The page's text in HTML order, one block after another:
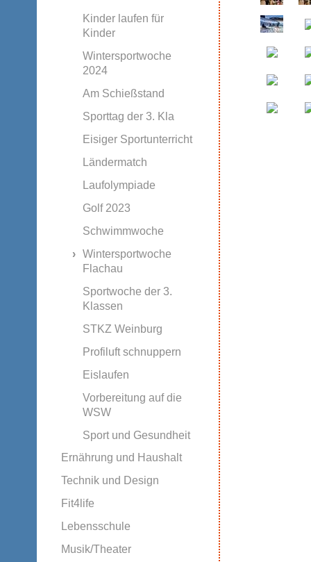
Kinder laufen für
Kinder
Wintersportwoche
2024
Am Schießstand
Sporttag der 3. Kla
Eisiger Sportunterricht
Ländermatch
Laufolympiade
Golf 2023
Schwimmwoche
Wintersportwoche
Flachau
Sportwoche der 3.
Klassen
STKZ Weinburg
Profiluft schnuppern
Eislaufen
Vorbereitung auf die
WSW
Sport und Gesundheit
Ernährung und Haushalt
Technik und Design
Fit4life
Lebensschule
Musik/Theater